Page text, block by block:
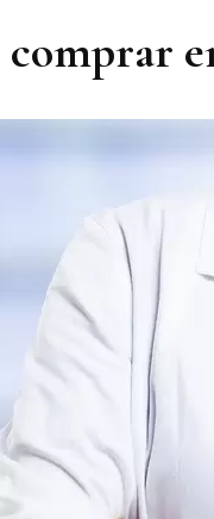
comprar